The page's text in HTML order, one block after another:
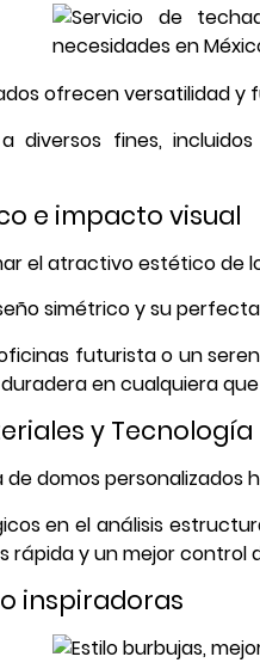
ofrecen versatilidad y
diversos fines,
e impacto visual
el atractivo estético de
simétrico y su
futurista o un
en cualquiera
y Tecnología
de domos
en el análisis
rápida y un mejor control
inspiradoras